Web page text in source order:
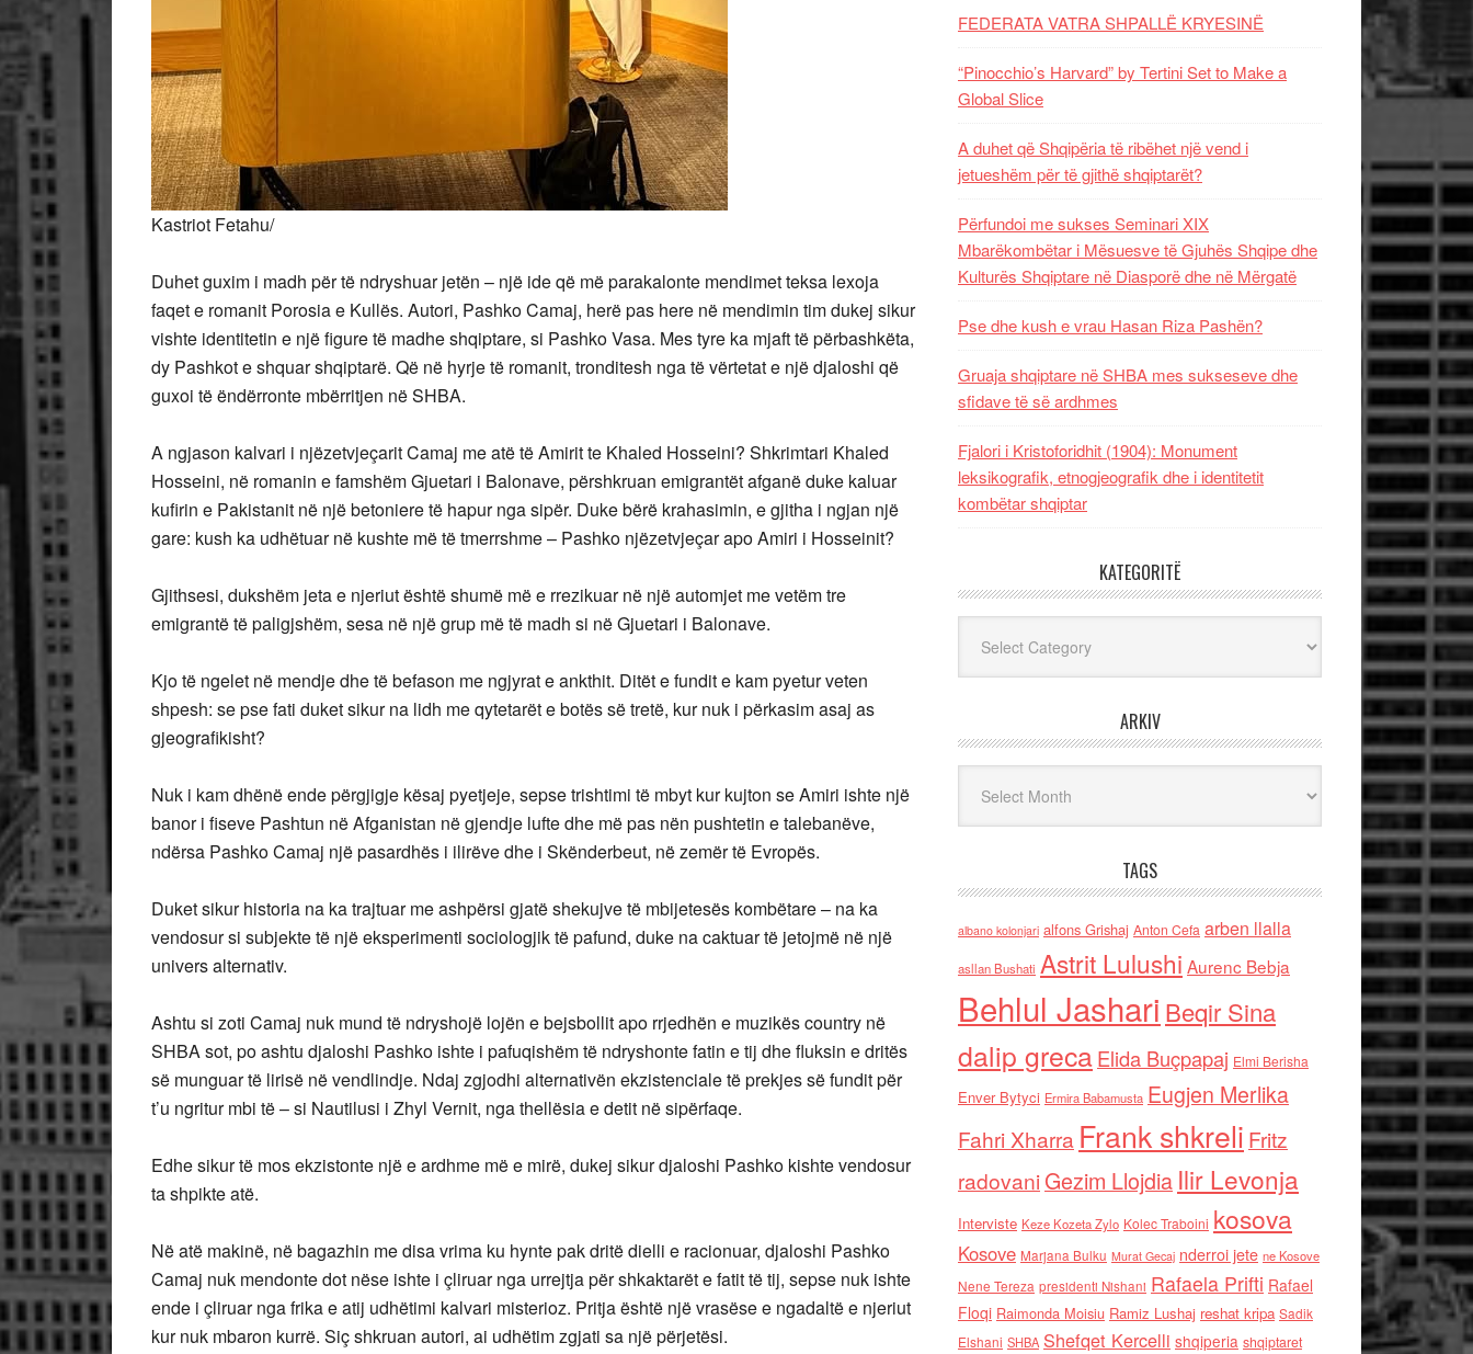
Kastriot Fetahu/
Duhet guxim i madh për të ndryshuar jetën – një ide që më parakalonte mendimet teksa lexoja
faqet e romanit Porosia e Kullës. Autori, Pashko Camaj, herë pas here në mendimin tim dukej sikur
vishte identitetin e një figure të madhe shqiptare, si Pashko Vasa. Mes tyre ka mjaft të përbashkëta,
dy Pashkot e shquar shqiptarë. Që në hyrje të romanit, tronditesh nga të vërtetat e një djaloshi që
guxoi të ëndërronte mbërritjen në SHBA.
A ngjason kalvari i njëzetvjeçarit Camaj me atë të Amirit te Khaled Hosseini? Shkrimtari Khaled
Hosseini, në romanin e famshëm Gjuetari i Balonave, përshkruan emigrantët afganë duke kaluar
kufirin e Pakistanit në një betoniere të hapur nga sipër. Duke bërë krahasimin, e gjitha i ngjan një
gare: kush ka udhëtuar në kushte më të tmerrshme – Pashko njëzetvjeçar apo Amiri i Hosseinit?
Gjithsesi, dukshëm jeta e njeriut është shumë më e rrezikuar në një automjet me vetëm tre
emigrantë të paligjshëm, sesa në një grup më të madh si në Gjuetari i Balonave.
Kjo të ngelet në mendje dhe të befason me ngjyrat e ankthit. Ditët e fundit e kam pyetur veten
shpesh: se pse fati duket sikur na lidh me qytetarët e botës së tretë, kur nuk i përkasim asaj as
gjeografikisht?
Nuk i kam dhënë ende përgjigje kësaj pyetjeje, sepse trishtimi të mbyt kur kujton se Amiri ishte një
banor i fiseve Pashtun në Afganistan në gjendje lufte dhe më pas nën pushtetin e talebanëve,
ndërsa Pashko Camaj një pasardhës i ilirëve dhe i Skënderbeut, në zemër të Evropës.
Duket sikur historia na ka trajtuar me ashpërsi gjatë shekujve të mbijetesës kombëtare – na ka
vendosur si subjekte të një eksperimenti sociologjik të pafund, duke na caktuar të jetojmë në një
univers alternativ.
Ashtu si zoti Camaj nuk mund të ndryshojë lojën e bejsbollit apo rrjedhën e muzikës country në
SHBA sot, po ashtu djaloshi Pashko ishte i pafuqishëm të ndryshonte fatin e tij dhe fluksin e dritës
së munguar të lirisë në vendlindje. Ndaj zgjodhi alternativën ekzistenciale të prekjes së fundit për
t’u ngritur mbi të – si Nautilusi i Zhyl Vernit, nga thellësia e detit në sipërfaqe.
Edhe sikur të mos ekzistonte një e ardhme më e mirë, dukej sikur djaloshi Pashko kishte vendosur
ta shpikte atë.
Në atë makinë, në bagazhin me disa vrima ku hynte pak dritë dielli e racionuar, djaloshi Pashko
Camaj nuk mendonte dot nëse ishte i çliruar nga urrejtja për shkaktarët e fatit të tij, sepse nuk ishte
ende i çliruar nga frika e atij udhëtimi kalvari misterioz. Pritja është një vrasëse e ngadaltë e njeriut
kur nuk mbaron kurrë. Siç shkruan autori, ai udhëtim zgjati sa një përjetësi.
FEDERATA VATRA SHPALLË KRYESINË
“Pinocchio’s Harvard” by Tertini Set to Make a
Global Slice
A duhet që Shqipëria të ribëhet një vend i
jetueshëm për të gjithë shqiptarët?
Përfundoi me sukses Seminari XIX
Mbarëkombëtar i Mësuesve të Gjuhës Shqipe dhe
Kulturës Shqiptare në Diasporë dhe në Mërgatë
Pse dhe kush e vrau Hasan Riza Pashën?
Gruaja shqiptare në SHBA mes sukseseve dhe
sfidave të së ardhmes
Fjalori i Kristoforidhit (1904): Monument
leksikografik, etnogjeografik dhe i identitetit
kombëtar shqiptar
KATEGORITË
ARKIV
TAGS
albano kolonjari alfons Grishaj Anton Cefa arben llalla
asllan Bushati Astrit Lulushi Aurenc Bebja
Behlul Jashari Beqir Sina
dalip grecaElida Buçpapaj Elmi Berisha
Enver Bytyci Ermira Babamusta Eugjen Merlika
Fahri Xharra Frank shkreli Fritz
radovaniGezim Llojdia Ilir Levonja
Interviste Keze Kozeta Zylo Kolec Traboini kosova
Kosove Marjana Bulku Murat Gecaj nderroi jete ne Kosove
Nene Tereza presidenti Nishani Rafaela Prifti Rafael
Floqi Raimonda Moisiu Ramiz Lushaj reshat kripa Sadik
Elshani SHBA Shefqet Kercelli shqiperia shqiptaret